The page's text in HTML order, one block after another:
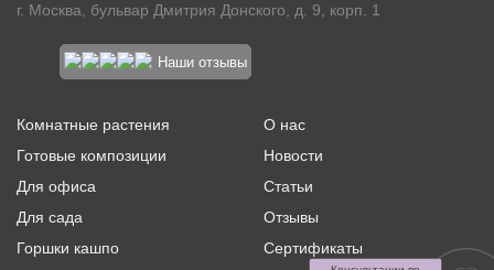
г. Москва, бульвар Дмитрия Донского, д. 9, корп. 1
Наши отзывы
Комнатные растения
Готовые композиции
Для офиса
Для сада
Горшки кашпо
О нас
Новости
Статьи
Отзывы
Сертификаты